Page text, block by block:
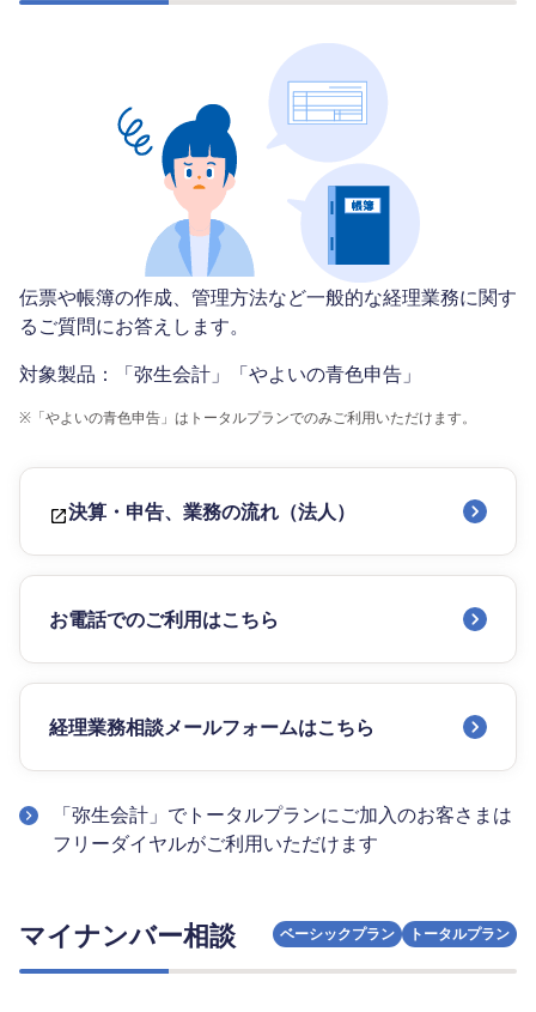
伝票や帳簿の作成、管理方法など一般的な経理業務に関す
るご質問にお答えします。
対象製品：「弥生会計」「やよいの青色申告」
※ 「やよいの青色申告」はトータルプランでのみご利用いただけます。
決算・申告、業務の流れ（法人）
お電話でのご利用はこちら
経理業務相談メールフォームはこちら
「弥生会計」でトータルプランにご加入のお客さまは
フリーダイヤルがご利用いただけます
マイナンバー相談 ベーシックプラン トータルプラン